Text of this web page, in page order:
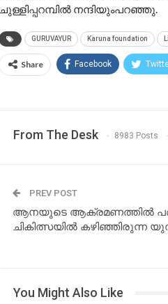
ചുള്ളിപ്പറമ്പിൽ നന്ദിയുംപറഞ്ഞു.
GURUVAYUR Karuna foundation
Share Facebook
From The Desk 8983 Posts
PREV POST
ആനയുടെ ആക്രമണത്തിൽ
ചികിത്സയിൽ കഴിഞ്ഞിരുന്ന
You Might Also Like